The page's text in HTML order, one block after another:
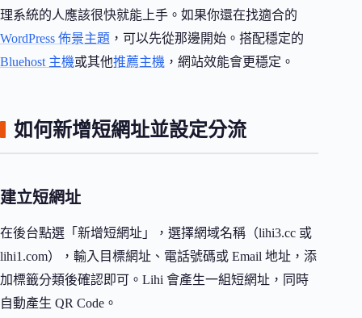
理系統的人應該很快就能上手。如果你還在找適合的
WordPress 佈景主題 ，可以先從那邊開始。搭配穩定的
Bluehost 主機或其他推薦主機 ，網站效能會更穩定。
如何新增短網址並設定分流
建立短網址
在後台點選「新增短網址」，選擇網域名稱（lihi3.cc 或
lihi1.com），輸入目標網址、電話號碼或 Email 地址，添
加標籤分類後確認即可。Lihi 會產生一組短網址，同時
自動產生 QR Code。